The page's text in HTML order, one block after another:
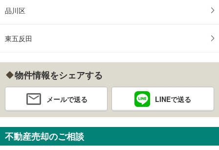
品川区
東五反田
物件情報をシェアする
メールで送る LINEで送る
不動産売却のご相談